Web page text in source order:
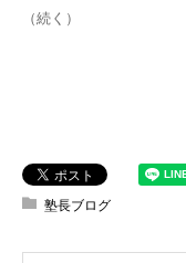
（続く）
塾長ブログ